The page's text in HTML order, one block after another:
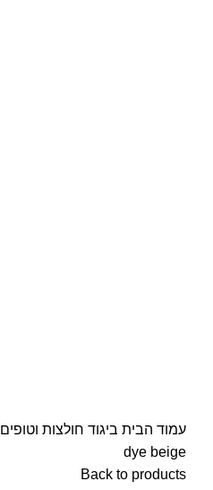
עמוד הבית ביגוד חולצות וטופים
dye beige
Back to products